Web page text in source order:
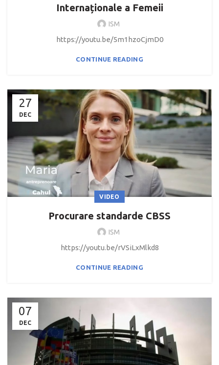
Internaționale a Femeii
ISM
https://youtu.be/5m1hzoCjmD0
CONTINUE READING
27
DEC
VIDEO
Procurare standarde CBSS
ISM
https://youtu.be/rVSiLxMlkd8
CONTINUE READING
07
DEC